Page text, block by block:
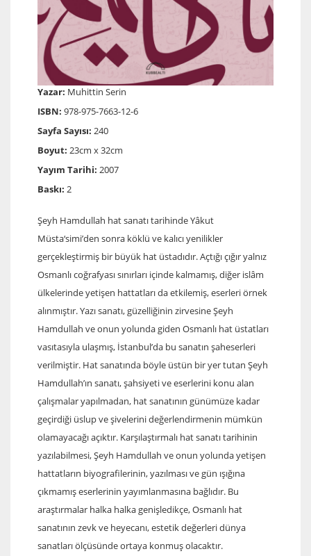
Yazar: Muhittin Serin
ISBN: 978-975-7663-12-6
Sayfa Sayısı: 240
Boyut: 23cm x 32cm
Yayım Tarihi: 2007
Baskı: 2
Şeyh Hamdullah hat sanatı tarihinde Yâkut
Müsta‘simi’den sonra köklü ve kalıcı yenilikler
gerçekleştirmiş bir büyük hat üstadıdır. Açtığı çığır yalnız
Osmanlı coğrafyası sınırları içinde kalmamış, diğer islâm
ülkelerinde yetişen hattatları da etkilemiş, eserleri örnek
alınmıştır. Yazı sanatı, güzelliğinin zirvesine Şeyh
Hamdullah ve onun yolunda giden Osmanlı hat üstatları
vasıtasıyla ulaşmış, İstanbul’da bu sanatın şaheserleri
verilmiştir. Hat sanatında böyle üstün bir yer tutan Şeyh
Hamdullah’ın sanatı, şahsiyeti ve eserlerini konu alan
çalışmalar yapılmadan, hat sanatının günümüze kadar
geçirdiği üslup ve şivelerini değerlendirmenin mümkün
olamayacağı açıktır. Karşılaştırmalı hat sanatı tarihinin
yazılabilmesi, Şeyh Hamdullah ve onun yolunda yetişen
hattatların biyografilerinin, yazılması ve gün ışığına
çıkmamış eserlerinin yayımlanmasına bağlıdır. Bu
araştırmalar halka halka genişledikçe, Osmanlı hat
sanatının zevk ve heyecanı, estetik değerleri dünya
sanatları ölçüsünde ortaya konmuş olacaktır.